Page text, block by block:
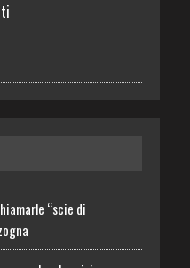
“scie di